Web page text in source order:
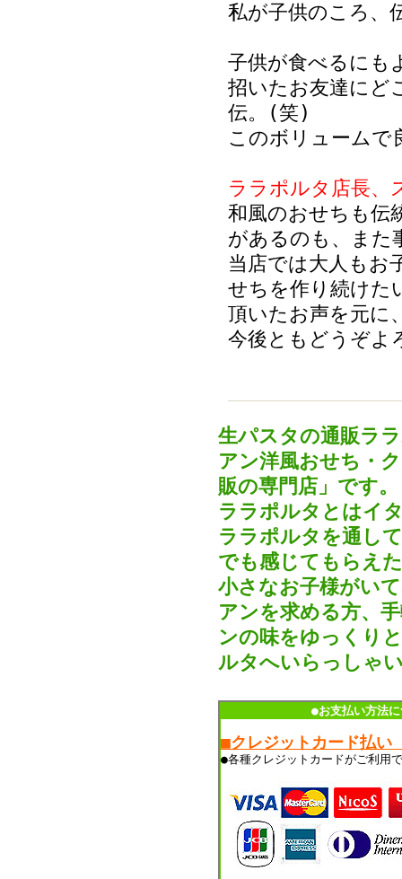
私が子供のころ、
子供が食べるにも
招いたお友達にど
伝。(笑)
このボリュームで
ララポルタ店長、
和風のおせちも伝
があるのも、また
当店では大人もお
せちを作り続けた
頂いたお声を元に
今後ともどうぞよ
生パスタの通販ラ
アン洋風おせち・
販の専門店」です。
ララポルタとはイ
ララポルタを通し
でも感じてもらえ
小さなお子様がい
アンを求める方、
ンの味をゆっくり
ルタへいらっしゃ
●お支払い方法
■クレジットカード払い
●各種クレジットカードがご利用